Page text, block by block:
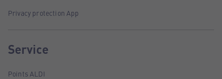
Privacy protection App
Service
Points ALDI